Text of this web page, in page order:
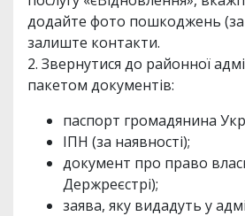
додайте фото пошкоджень (за
залиште контакти.
2. Звернутися до районної
пакетом документів:
паспорт громадянина
ІПН (за наявності);
документ про право
Держреєстрі);
заява, яку видадуть у